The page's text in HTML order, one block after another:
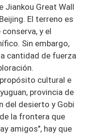
Jiankou Great Wall
El terreno es
y el
Sin embargo,
cantidad de fuerza
cultural e
provincia de
del desierto y Gobi
la frontera que
amigos", hay que